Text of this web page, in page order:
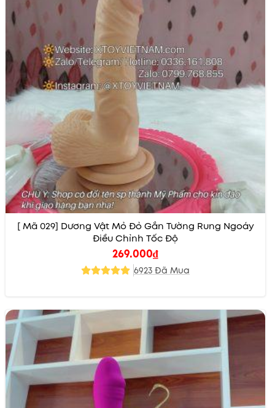
[ Mã 029] Dương Vật Mỏ Đỏ Gắn Tường Rung Ngoáy
Điều Chỉnh Tốc Độ
269.000₫
6923 Đã Mua